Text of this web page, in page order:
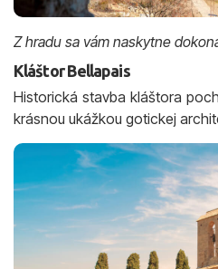
Z hradu sa vám naskytne
Kláštor Bellapais
Historická stavba kláštora
krásnou ukážkou gotickej